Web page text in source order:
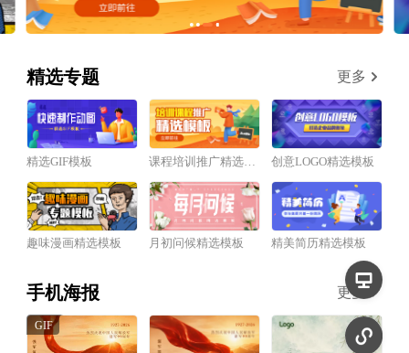
精选专题 更多
精选GIF模板 课程培训推广精选模板 创意LOGO精选模板
趣味漫画精选模板 月初问候精选模板 精美简历精选模板
手机海报 更多